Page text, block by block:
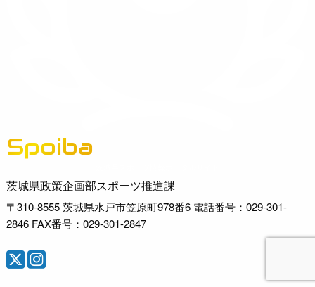
Spoiba
茨城県政策企画部スポーツ推進課
〒310-8555 茨城県水戸市笠原町978番6 電話番号：029-301-
2846 FAX番号：029-301-2847